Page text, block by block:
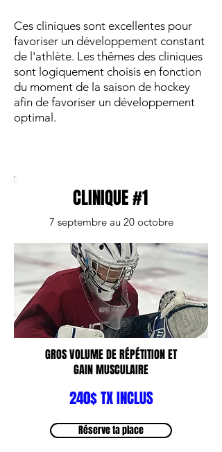
Ces cliniques sont excellentes pour
favoriser un développement constant
de l'athlète. Les thêmes des cliniques
sont logiquement choisis en fonction
du moment de la saison de hockey
afin de favoriser un développement
optimal.
CLINIQUE #1
7 septembre au 20 octobre
GROS VOLUME DE RÉPÉTITION ET
GAIN MUSCULAIRE
240$ TX INCLUS
Réserve ta place